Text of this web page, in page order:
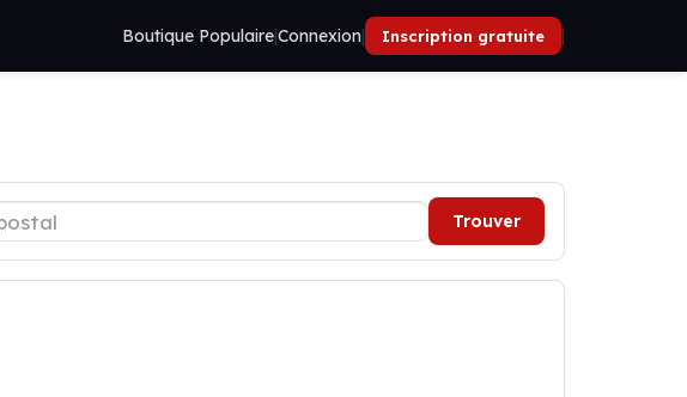
Boutique Populaire|Connexion| Inscription gratuite |
Trouver